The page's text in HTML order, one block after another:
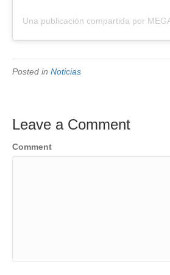
Posted in Noticias
Leave a Comment
Comment